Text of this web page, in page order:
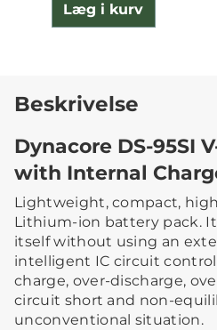
Læg i kurv
Beskrivelse
Dynacore DS-95SI
with Internal
Lightweight, compact,
Lithium-ion battery pack.
itself without using an
intelligent IC circuit
charge, over-discharge,
circuit short and non-
unconventional situation.